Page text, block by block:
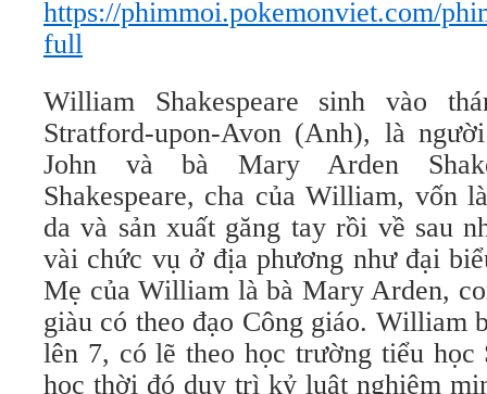
https://phimmoi.pokemonviet.com/
full
William Shakespeare sinh vào
Stratford-upon-Avon (Anh), là
John và bà Mary Arden
Shakespeare, cha của William, vốn
da và sản xuất găng tay rồi về sau
vài chức vụ ở địa phương như đại
Mẹ của William là bà Mary Arden,
giàu có theo đạo Công giáo. William
lên 7, có lẽ theo học trường tiểu học
học thời đó duy trì kỷ luật nghiêm